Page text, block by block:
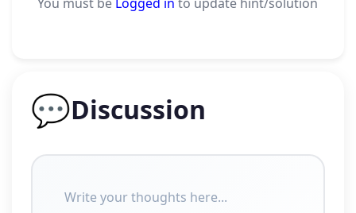
💬Discussion